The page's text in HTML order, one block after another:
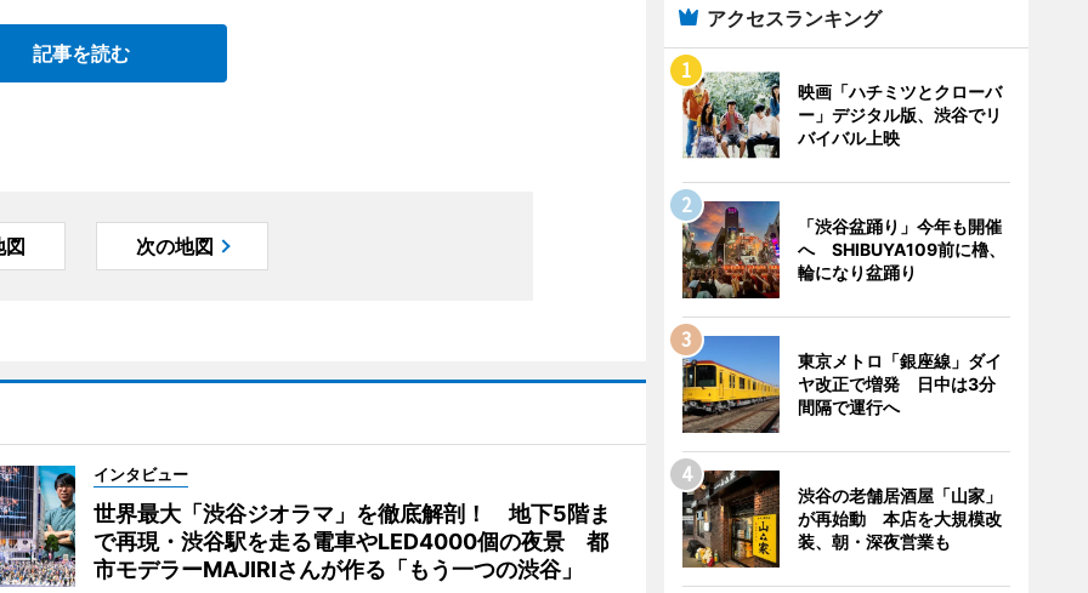
記事を読む
図 次の地図
インタビュー
世界最大「渋谷ジオラマ」を徹底解剖！ 地下5階ま
で再現・渋谷駅を走る電車やLED4000個の夜景 都
市モデラーMAJIRIさんが作る「もう一つの渋谷」
アクセスランキング
映画「ハチミツとクローバ
ー」デジタル版、渋谷でリ
バイバル上映
「渋谷盆踊り」今年も開催
へ SHIBUYA109前に櫓、
輪になり盆踊り
東京メトロ「銀座線」ダイ
ヤ改正で増発 日中は3分
間隔で運行へ
渋谷の老舗居酒屋「山家」
が再始動 本店を大規模改
装、朝・深夜営業も